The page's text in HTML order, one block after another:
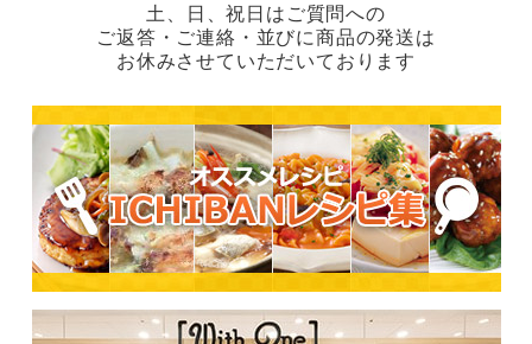
土、日、祝日はご質問への
ご返答・ご連絡・並びに商品の発送は
お休みさせていただいております